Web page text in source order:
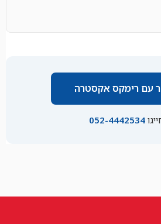
עם רימקס אקסטרה
052-4442534